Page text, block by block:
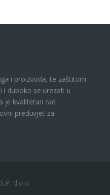
i proizvoda, te zaštitom
i duboko se urezati u
je kvalitetan rad
preduvjet za
d.o.o.